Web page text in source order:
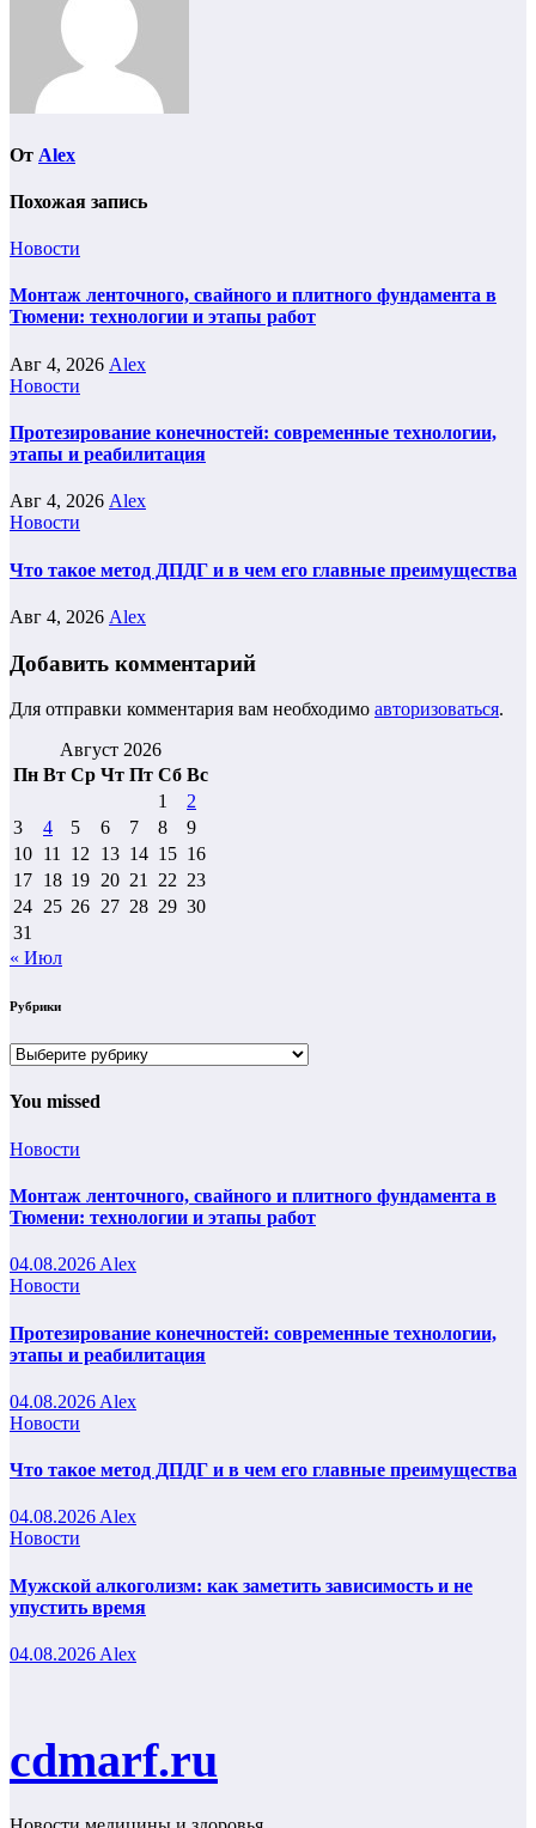
От Alex
Похожая запись
Новости
Монтаж ленточного, свайного и плитного фундамента в
Тюмени: технологии и этапы работ
Авг 4, 2026 Alex
Новости
Протезирование конечностей: современные технологии,
этапы и реабилитация
Авг 4, 2026 Alex
Новости
Что такое метод ДПДГ и в чем его главные преимущества
Авг 4, 2026 Alex
Добавить комментарий
Для отправки комментария вам необходимо авторизоваться.
Август 2026
Пн Вт Ср Чт Пт Сб Вс
1
2
3
4 5 6 7 8
9
10 11 12 13 14 15 16
17 18 19 20 21 22 23
24 25 26 27 28 29 30
31
« Июл
Рубрики
Рубрики
You missed
Новости
Монтаж ленточного, свайного и плитного фундамента в
Тюмени: технологии и этапы работ
04.08.2026 Alex
Новости
Протезирование конечностей: современные технологии,
этапы и реабилитация
04.08.2026 Alex
Новости
Что такое метод ДПДГ и в чем его главные преимущества
04.08.2026 Alex
Новости
Мужской алкоголизм: как заметить зависимость и не
упустить время
04.08.2026 Alex
cdmarf.ru